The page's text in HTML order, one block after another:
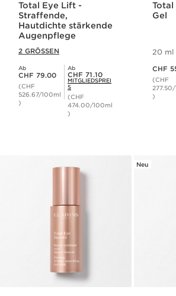
Total Eye Lift -
Straffende,
Hautdichte stärkende
Augenpflege
2 GRÖSSEN
Ab
Aktueller Preis CHF 79.00
CHF 79.00
(CHF
526.67/100ml
)
Ab
Mitgliederpreis CHF 71.10
CHF 71.10
MITGLIEDSPREI
S
(CHF
474.00/100ml
)
Total
Gel
20 ml
CHF
(CHF
)
Neu